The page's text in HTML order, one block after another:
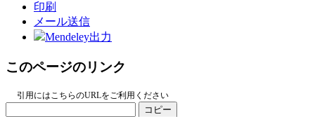
印刷
メール送信
Mendeley出力
このページのリンク
引用にはこちらのURLをご利用ください
コピー